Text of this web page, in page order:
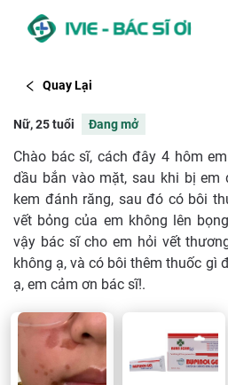
Quay Lại
Nữ, 25 tuổi Đang mở
Chào bác sĩ, cách đây 4 hôm
dầu bắn vào mặt, sau khi bị
kem đánh răng, sau đó có bôi
vết bỏng của em không lên
vậy bác sĩ cho em hỏi vết
không ạ, và có bôi thêm thuốc gì
ạ, em cảm ơn bác sĩ!.